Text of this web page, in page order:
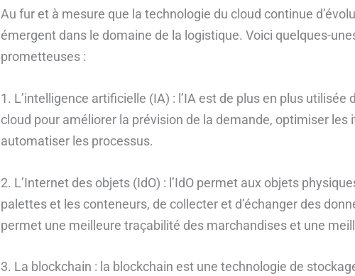
Au fur et à mesure que la technologie du cloud continue
émergent dans le domaine de la logistique. Voici quelques-
prometteuses :
1. L’intelligence artificielle (IA) : l’IA est de plus en plus utilisée
cloud pour améliorer la prévision de la demande, optimiser les
automatiser les processus.
2. L’Internet des objets (IdO) : l’IdO permet aux objets
palettes et les conteneurs, de collecter et d’échanger des
permet une meilleure traçabilité des marchandises et une
3. La blockchain : la blockchain est une technologie de